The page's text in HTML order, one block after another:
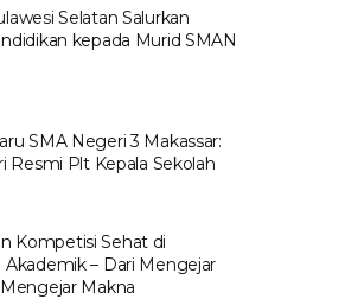
Selatan Salurkan
kepada Murid SMAN
SMA Negeri 3 Makassar:
Resmi Plt Kepala Sekolah
Kompetisi Sehat di
– Dari Mengejar
Makna